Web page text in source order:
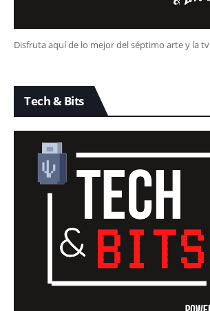
Disfruta aquí de lo mejor del séptimo arte y la tv
Tech & Bits